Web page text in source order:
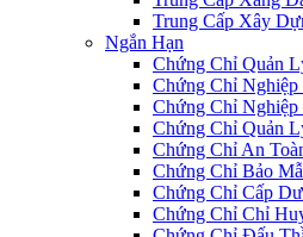
Trung Cấp Xây
Ngắn Hạn
Chứng Chỉ Quản
Chứng Chỉ Nghiệp
Chứng Chỉ
Chứng Chỉ Quản
Chứng Chỉ An
Chứng Chỉ Bảo
Chứng Chỉ Cấp
Chứng Chỉ Chỉ